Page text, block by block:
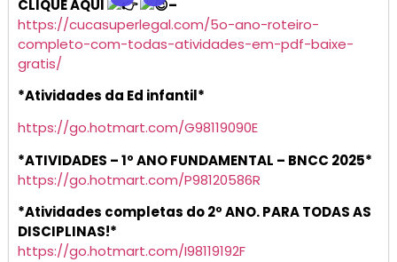
CLIQUE AQUI
–
https://cucasuperlegal.com/5o-ano-roteiro-
completo-com-todas-atividades-em-pdf-baixe-
gratis/
*Atividades da Ed infantil*
https://go.hotmart.com/G98119090E
*ATIVIDADES – 1º ANO FUNDAMENTAL – BNCC 2025*
https://go.hotmart.com/P98120586R
*Atividades completas do 2º ANO. PARA TODAS AS
DISCIPLINAS!*
https://go.hotmart.com/I98119192F